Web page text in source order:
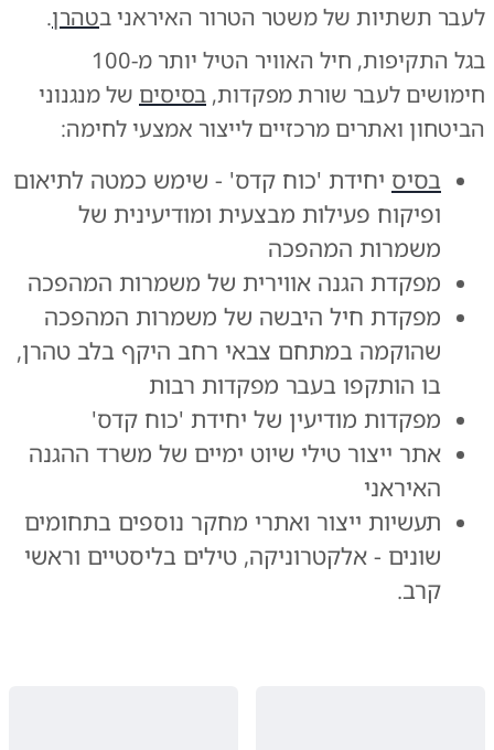
לעבר תשתיות של משטר הטרור האיראני בטהרן.
בגל התקיפות, חיל האוויר הטיל יותר מ-100
חימושים לעבר שורת מפקדות, בסיסים של מנגנוני
הביטחון ואתרים מרכזיים לייצור אמצעי לחימה:
בסיס יחידת 'כוח קדס' - שימש כמטה לתיאום
ופיקוח פעילות מבצעית ומודיעינית של
משמרות המהפכה
מפקדת הגנה אווירית של משמרות המהפכה
מפקדת חיל היבשה של משמרות המהפכה
שהוקמה במתחם צבאי רחב היקף בלב טהרן,
בו הותקפו בעבר מפקדות רבות
מפקדות מודיעין של יחידת 'כוח קדס'
אתר ייצור טילי שיוט ימיים של משרד ההגנה
האיראני
תעשיות ייצור ואתרי מחקר נוספים בתחומים
שונים - אלקטרוניקה, טילים בליסטיים וראשי
קרב.